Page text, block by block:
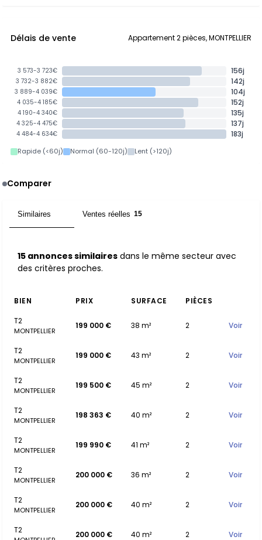
Délais de vente Appartement 2 pièces, MONTPELLIER
3 573-3 723€ 156j
3 732-3 882€ 142j
3 889-4 039€ 104j
4 035-4 185€ 152j
4 190-4 340€ 135j
4 325-4 475€ 137j
4 484-4 634€ 183j
Rapide (<60j) Normal (60-120j) Lent (>120j)
Comparer
Similaires Ventes réelles 15
15 annonces similaires dans le même secteur avec
des critères proches.
BIEN PRIX SURFACE
PIÈCES
T2
MONTPELLIER
199 000 € 38 m² 2 Voir
T2
MONTPELLIER
199 000 € 43 m² 2 Voir
T2
MONTPELLIER
199 500 € 45 m² 2 Voir
T2
MONTPELLIER
198 363 € 40 m² 2 Voir
T2
MONTPELLIER
199 990 € 41 m² 2 Voir
T2
MONTPELLIER
200 000 € 36 m² 2 Voir
T2
MONTPELLIER
200 000 € 40 m² 2 Voir
T2 200 000 € 40 m² 2 Voir